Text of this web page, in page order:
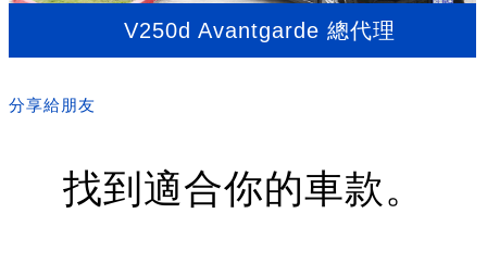
V250d Avantgarde 總代理
分享給朋友
找到適合你的車款。